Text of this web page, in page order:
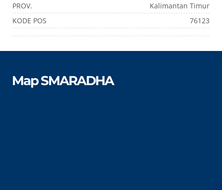
PROV.
Kalimantan Timur
KODE POS
76123
Map SMARADHA